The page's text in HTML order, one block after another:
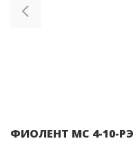
ФИОЛЕНТ МС 4-10-